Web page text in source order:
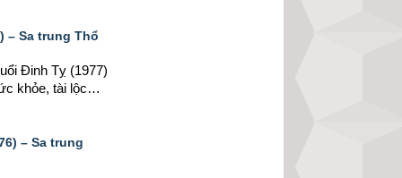
– Sa trung Thổ
Đinh Tỵ (1977)
khỏe, tài lộc…
– Sa trung